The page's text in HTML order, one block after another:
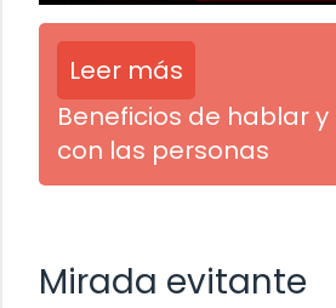
Leer más
Beneficios de hablar
con las personas
Mirada evitante